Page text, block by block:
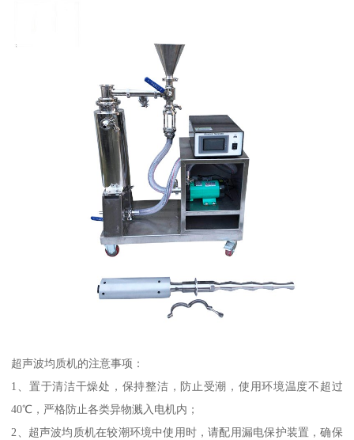
超声波均质机的注意事项：
1、置于清洁干燥处，保持整洁，防止受潮，使用环境温度不超过
40℃，严格防止各类异物溅入电机内；
2、超声波均质机在较潮环境中使用时，请配用漏电保护装置，确保